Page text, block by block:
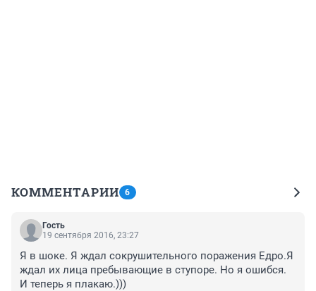
КОММЕНТАРИИ 6
Гость
19 сентября 2016, 23:27
Я в шоке. Я ждал сокрушительного поражения Едро.Я
ждал их лица пребывающие в ступоре. Но я ошибся.
И теперь я плакаю.)))